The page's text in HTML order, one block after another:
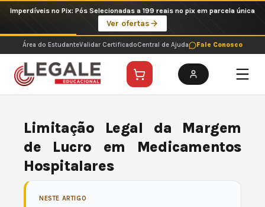
o
conteúdo
Imperdíveis no Pix: Pós Selecionadas a 199 reais no pix em parcela única
Ver ofertas
Área do EstudanteValidar CertificadoCentral de Ajuda Fale Conosco
Limitação Legal da Margem
de Lucro em Medicamentos
Hospitalares
NESTE ARTIGO